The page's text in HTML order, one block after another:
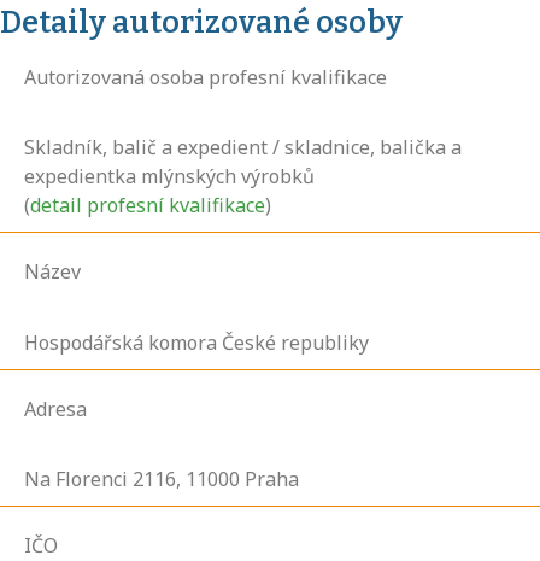
Detaily autorizované osoby
Autorizovaná osoba profesní kvalifikace
Skladník, balič a expedient / skladnice, balička a
expedientka mlýnských výrobků
(detail profesní kvalifikace)
Název
Hospodářská komora České republiky
Adresa
Na Florenci 2116, 11000 Praha
IČO